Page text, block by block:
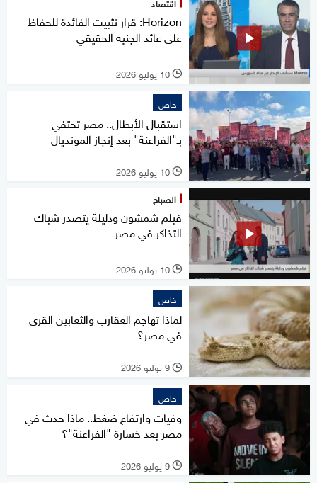
Horizon: قرار تثبيت الفائدة للحفاظ
على عائد الجنيه الحقيقي
l 10 يوليو 2026
خاص
استقبال الأبطال.. مصر تحتفي
بـ"الفراعنة" بعد إنجاز المونديال
l 10 يوليو 2026
الصباح
فيلم شمشون ودليلة يتصدر شباك
التذاكر في مصر
l 10 يوليو 2026
خاص
لماذا تهاجم العقارب والثعابين القرى
في مصر؟
l 9 يوليو 2026
خاص
وفيات وارتفاع ضغط.. ماذا حدث في
مصر بعد خسارة "الفراعنة"؟
l 9 يوليو 2026